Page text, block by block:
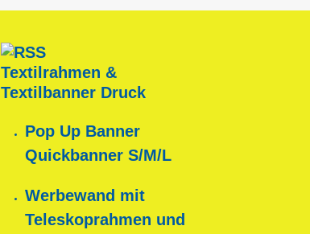
Textilrahmen &
Textilbanner Druck
Pop Up Banner
Quickbanner S/M/L
Werbewand mit
Teleskoprahmen und